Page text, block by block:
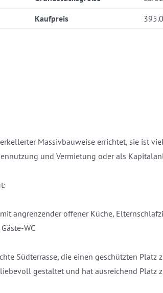
Kaufpreis
Massivbauweise errichtet, sie ist
und Vermietung oder als
angrenzender offener Küche,
WC
Südterrasse, die einen geschützten Platz
gestaltet und hat ausreichend Platz